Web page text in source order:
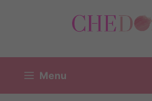
Menu